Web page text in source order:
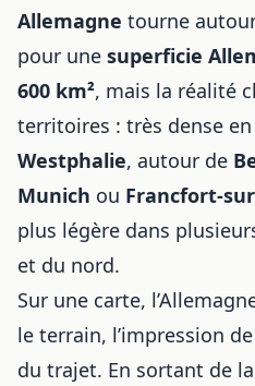
Allemagne tourne
pour une superficie
600 km², mais la réalité
territoires : très dense en
Westphalie, autour de
Munich ou Francfort-
plus légère dans
et du nord.
Sur une carte,
le terrain, l’impression
du trajet. En sortant de la